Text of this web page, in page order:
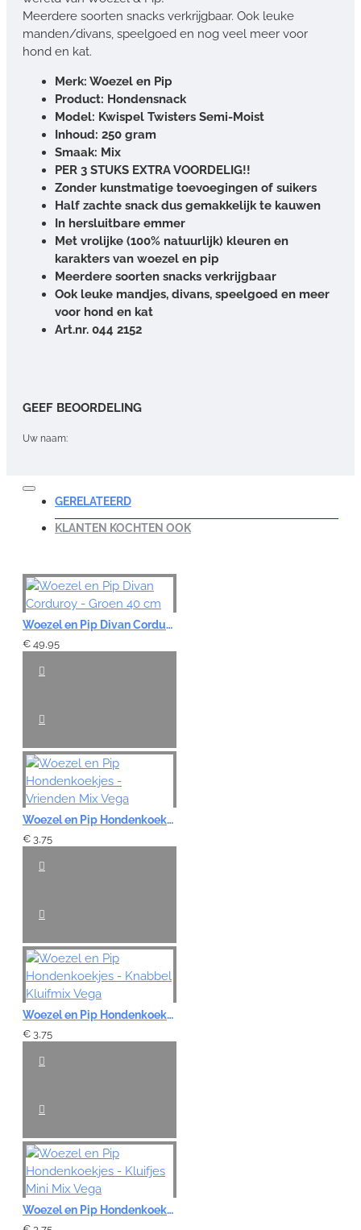
Meerdere soorten snacks verkrijgbaar. Ook leuke
manden/divans, speelgoed en nog veel meer voor
hond en kat.
Merk: Woezel en Pip
Product: Hondensnack
Model: Kwispel Twisters Semi-Moist
Inhoud: 250 gram
Smaak: Mix
PER 3 STUKS EXTRA VOORDELIG!!
Zonder kunstmatige toevoegingen of suikers
Half zachte snack dus gemakkelijk te kauwen
In hersluitbare emmer
Met vrolijke (100% natuurlijk) kleuren en
karakters van woezel en pip
Meerdere soorten snacks verkrijgbaar
Ook leuke mandjes, divans, speelgoed en meer
voor hond en kat
Art.nr. 044 2152
GEEF BEOORDELING
Uw naam:
Opmerking:
Note:HTML-code wordt niet vertaald!
Waardering:
Slecht Goed
GERELATEERD
KLANTEN KOCHTEN OOK
Woezel en Pip Divan Corduroy - Groen 40 cm
€ 49,95
Woezel en Pip Hondenkoekjes - Vrienden Mix Vega
€ 3,75
Woezel en Pip Hondenkoekjes - Knabbel Kluifmix Vega
€ 3,75
Woezel en Pip Hondenkoekjes - Kluifjes Mini Mix Vega